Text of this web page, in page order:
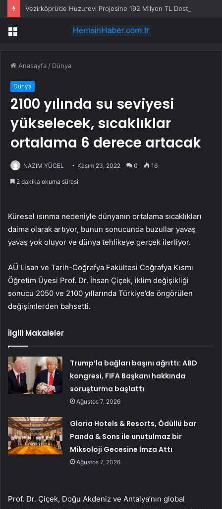
Vezirköprü’de Huzurevi Projesine 192 Milyon TL Destek
Menü
Anasayfa / Dünya
Dünya
2100 yılında su seviyesi
yükselecek, sıcaklıklar
ortalama 6 derece artacak
NAZIM YÜCEL Kasım 23, 2022 0 16
2 dakika okuma süresi
Küresel ısınma nedeniyle dünyanın ortalama sıcaklıkları
daima olarak artıyor, bunun sonucunda buzullar yavaş
yavaş yok oluyor ve dünya tehlikeye gerçek ilerliyor.
AÜ Lisan ve Tarih-Coğrafya Fakültesi Coğrafya Kısmı
Öğretim Üyesi Prof. Dr. İhsan Çiçek, iklim değişikliği
sonucu 2050 ve 2100 yıllarında Türkiye’de öngörülen
değişimlerden bahsetti.
İlgili Makaleler
Trump’la bağları başını ağrıttı: ABD
kongresi, FIFA Başkanı hakkında
soruşturma başlattı
Ağustos 7, 2026
Gloria Hotels & Resorts, Ödüllü bar
Panda & Sons ile unutulmaz bir
Miksoloji Gecesine İmza Attı
Ağustos 7, 2026
Prof. Dr. Çiçek, Doğu Akdeniz ve Antalya’nın global